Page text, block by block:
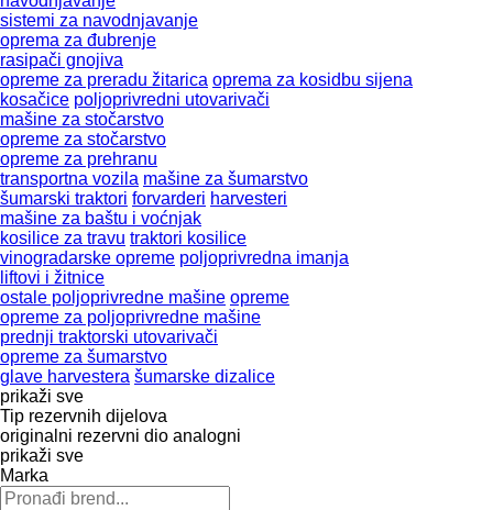
sistemi za navodnjavanje
oprema za đubrenje
rasipači gnojiva
opreme za preradu žitarica oprema za kosidbu sijena
kosačice poljoprivredni utovarivači
mašine za stočarstvo
opreme za stočarstvo
opreme za prehranu
transportna vozila mašine za šumarstvo
šumarski traktori forvarderi harvesteri
mašine za baštu i voćnjak
kosilice za travu traktori kosilice
vinogradarske opreme poljoprivrednа imanjа
liftovi i žitnice
ostale poljoprivredne mašine opreme
opreme za poljoprivredne mašine
prednji traktorski utovarivači
opreme za šumarstvo
glave harvestera šumarske dizalice
prikaži sve
Tip rezervnih dijelova
originalni rezervni dio analogni
prikaži sve
Marka